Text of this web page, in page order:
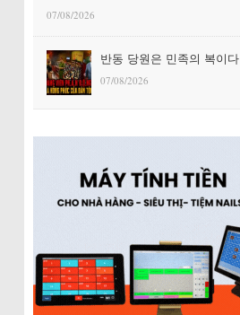
07/08/2026
반동 당원은 민족의 복이다
07/08/2026